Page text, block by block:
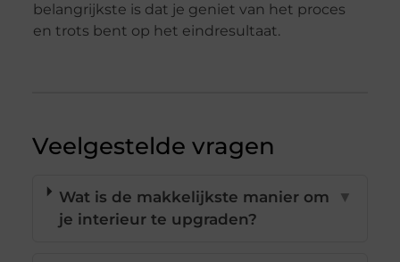
belangrijkste is dat je geniet van het proces
en trots bent op het eindresultaat.
Veelgestelde vragen
Wat is de makkelijkste manier om
je interieur te upgraden?
▼